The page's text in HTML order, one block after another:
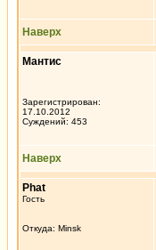
Наверх
Мантис
Зарегистрирован:
17.10.2012
Суждений: 453
Наверх
Phat
Гость
Откуда: Minsk